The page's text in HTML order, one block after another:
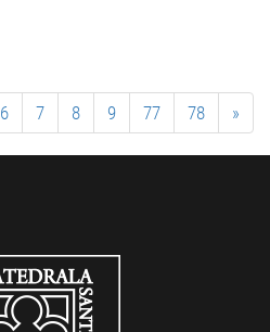
6 7 8 9 77 78 »